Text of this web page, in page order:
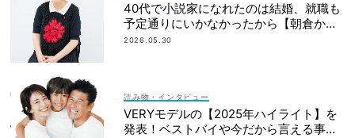
40代で小説家になれたのは結婚、就職も
予定通りにいかなかったから【朝倉かす
みさん】
2026.05.30
読み物・インタビュー
VERYモデルの【2025年ハイライト】を
発表！ベストバイや今だから言える事件